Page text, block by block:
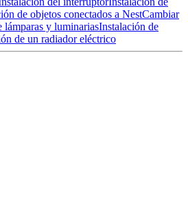
de objetos conectados a NestCambiar
lámparas y luminariasInstalación de
de un radiador eléctrico